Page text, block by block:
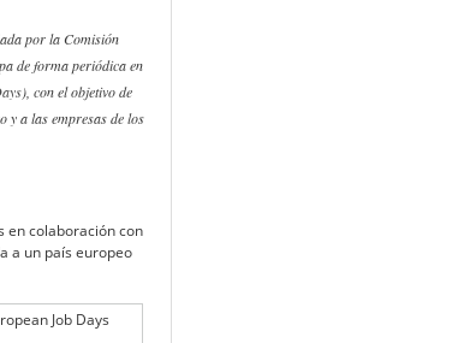
por la Comisión
de forma periódica en
), con el objetivo de
y a las empresas de los
en colaboración con
a un país europeo